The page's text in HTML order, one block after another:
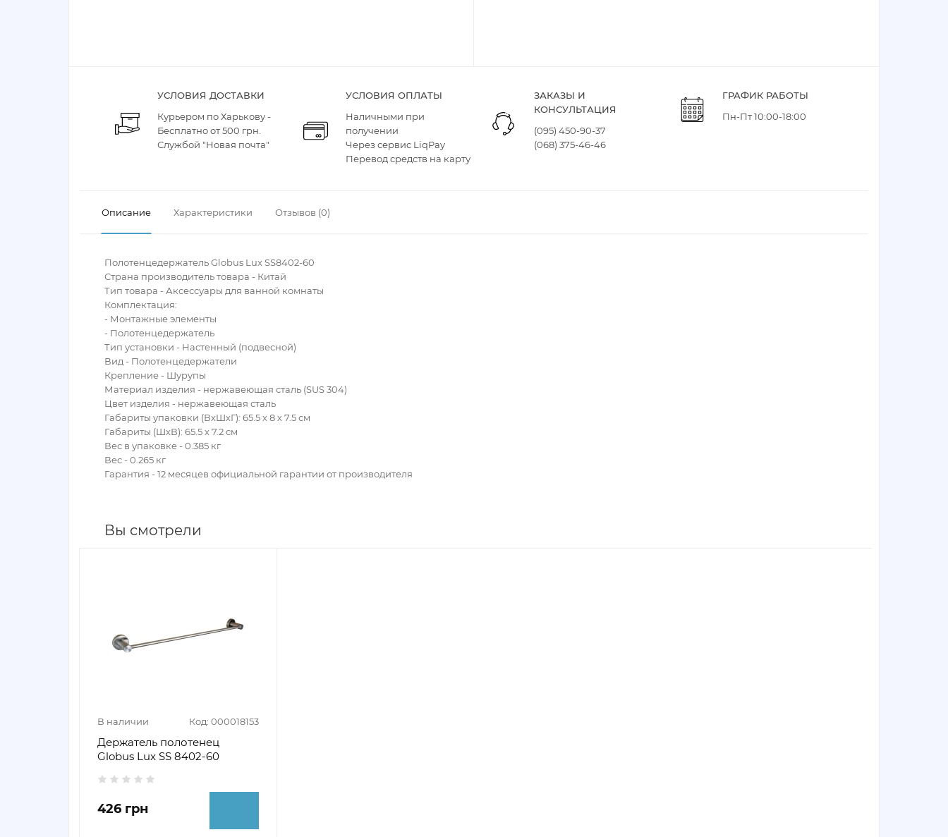
УСЛОВИЯ ДОСТАВКИ
Курьером по Харькову -
Бесплатно от 500 грн.
Службой "Новая почта"
УСЛОВИЯ ОПЛАТЫ
Наличными при
получении
Через сервис LiqPay
Перевод средств на карту
ЗАКАЗЫ И
КОНСУЛЬТАЦИЯ
(095) 450-90-37
(068) 375-46-46
ГРАФИК РАБОТЫ
Пн-Пт 10:00-18:00
Описание Характеристики Отзывов (0)
Полотенцедержатель Globus Lux SS8402-60
Страна производитель товара - Китай
Тип товара - Аксессуары для ванной комнаты
Комплектация:
- Монтажные элементы
- Полотенцедержатель
Тип установки - Настенный (подвесной)
Вид - Полотенцедержатели
Крепление - Шурупы
Материал изделия - нержавеющая сталь (SUS 304)
Цвет изделия - нержавеющая сталь
Габариты упаковки (ВхШхГ): 65.5 х 8 х 7.5 см
Габариты (ШхВ): 65.5 х 7.2 см
Вес в упаковке - 0.385 кг
Вес - 0.265 кг
Гарантия - 12 месяцев официальной гарантии от производителя
Вы смотрели
В наличии Код: 000018153
Держатель полотенец
Globus Lux SS 8402-60
426 грн